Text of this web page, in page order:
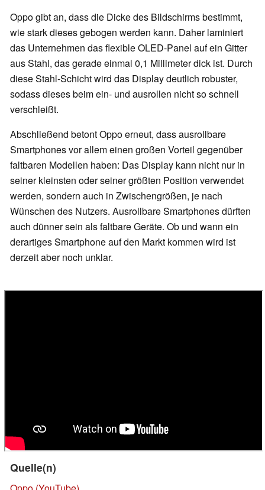
Oppo gibt an, dass die Dicke des Bildschirms bestimmt,
wie stark dieses gebogen werden kann. Daher laminiert
das Unternehmen das flexible OLED-Panel auf ein Gitter
aus Stahl, das gerade einmal 0,1 Millimeter dick ist. Durch
diese Stahl-Schicht wird das Display deutlich robuster,
sodass dieses beim ein- und ausrollen nicht so schnell
verschleißt.
Abschließend betont Oppo erneut, dass ausrollbare
Smartphones vor allem einen großen Vorteil gegenüber
faltbaren Modellen haben: Das Display kann nicht nur in
seiner kleinsten oder seiner größten Position verwendet
werden, sondern auch in Zwischengrößen, je nach
Wünschen des Nutzers. Ausrollbare Smartphones dürften
auch dünner sein als faltbare Geräte. Ob und wann ein
derartiges Smartphone auf den Markt kommen wird ist
derzeit aber noch unklar.
Quelle(n)